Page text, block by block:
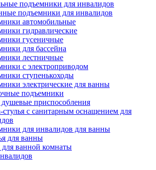
подъемники для инвалидов
подъемники для инвалидов
автомобильные
гидравлические
гусеничные
для бассейна
лестничные
с электроприводом
ступенькоходы
электрические для ванны
подъемники
приспособления
стулья с санитарным оснащением для
для инвалидов для ванны
для ванны
для ванной комнаты